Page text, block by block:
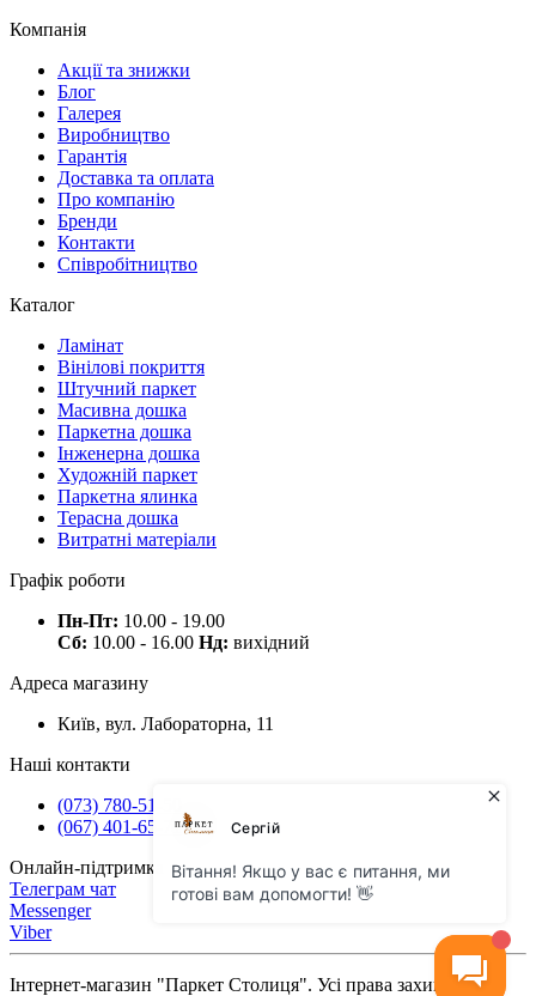
Компанія
Акції та знижки
Блог
Галерея
Виробництво
Гарантія
Доставка та оплата
Про компанію
Бренди
Контакти
Співробітництво
Каталог
Ламінат
Вінілові покриття
Штучний паркет
Масивна дошка
Паркетна дошка
Інженерна дошка
Художній паркет
Паркетна ялинка
Терасна дошка
Витратні матеріали
Графік роботи
Пн-Пт: 10.00 - 19.00
Сб: 10.00 - 16.00 Нд: вихідний
Адреса магазину
Київ, вул. Лабораторна, 11
Наші контакти
(073) 780-51-50
(067) 401-65-71
Онлайн-підтримка
Телеграм чат
Messenger
Viber
Інтернет-магазин "Паркет Столиця". Усі права захищено ©